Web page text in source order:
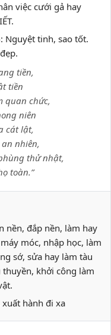
việc cưới gả hay
Nguyệt tinh, sao tốt.
tiền,
tiền
quan chức,
niên
cát lật,
nhiên,
thử nhật,
toàn.”
nền, đắp nền, làm hay
móc, nhập học, làm
sớ, sửa hay làm tàu
khởi công làm
xuất hành đi xa